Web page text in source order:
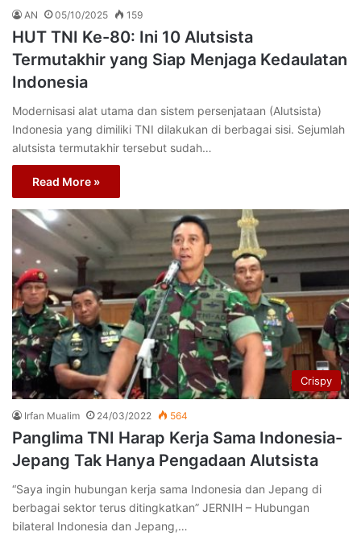
AN 05/10/2025 159
HUT TNI Ke-80: Ini 10 Alutsista
Termutakhir yang Siap Menjaga Kedaulatan
Indonesia
Modernisasi alat utama dan sistem persenjataan (Alutsista)
Indonesia yang dimiliki TNI dilakukan di berbagai sisi. Sejumlah
alutsista termutakhir tersebut sudah…
Read More »
Crispy
Irfan Mualim 24/03/2022 564
Panglima TNI Harap Kerja Sama Indonesia-
Jepang Tak Hanya Pengadaan Alutsista
“Saya ingin hubungan kerja sama Indonesia dan Jepang di
berbagai sektor terus ditingkatkan” JERNIH – Hubungan
bilateral Indonesia dan Jepang,…